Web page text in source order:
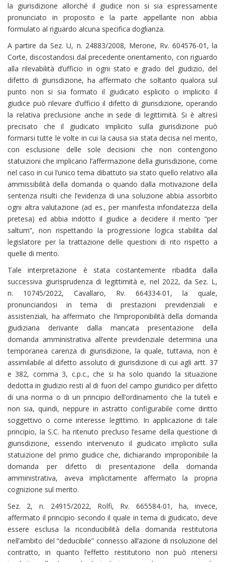
la giurisdizione allorché il giudice non si sia espressamente
pronunciato in proposito e la parte appellante non abbia
formulato al riguardo alcuna specifica doglianza.
A partire da Sez. U, n. 24883/2008, Merone, Rv. 604576-01, la
Corte, discostandosi dal precedente orientamento, con riguardo
alla rilevabilità d’ufficio in ogni stato e grado del giudizio, del
difetto di giurisdizione, ha affermato che soltanto qualora sul
punto non si sia formato il giudicato esplicito o implicito il
giudice può rilevare d’ufficio il difetto di giurisdizione, operando
la relativa preclusione anche in sede di legittimità. Si è altresì
precisato che il giudicato implicito sulla giurisdizione può
formarsi tutte le volte in cui la causa sia stata decisa nel merito,
con esclusione delle sole decisioni che non contengono
statuizioni che implicano l’affermazione della giurisdizione, come
nel caso in cui l’unico tema dibattuto sia stato quello relativo alla
ammissibilità della domanda o quando dalla motivazione della
sentenza risulti che l’evidenza di una soluzione abbia assorbito
ogni altra valutazione (ad es., per manifesta infondatezza della
pretesa) ed abbia indotto il giudice a decidere il merito “per
saltum”, non rispettando la progressione logica stabilita dal
legislatore per la trattazione delle questioni di rito rispetto a
quelle di merito.
Tale interpretazione è stata costantemente ribadita dalla
successiva giurisprudenza di legittimità e, nel 2022, da Sez. L,
n. 10745/2022, Cavallaro, Rv. 664334-01, la quale,
pronunciandosi in tema di prestazioni previdenziali e
assistenziali, ha affermato che l’improponibilità della domanda
giudiziaria derivante dalla mancata presentazione della
domanda amministrativa all’ente previdenziale determina una
temporanea carenza di giurisdizione, la quale, tuttavia, non è
assimilabile al difetto assoluto di giurisdizione di cui agli artt. 37
e 382, comma 3, c.p.c., che si ha solo quando la situazione
dedotta in giudizio resti al di fuori del campo giuridico per difetto
di una norma o di un principio dell’ordinamento che la tuteli e
non sia, quindi, neppure in astratto configurabile come diritto
soggettivo o come interesse legittimo. In applicazione di tale
principio, la S.C. ha ritenuto precluso l’esame della questione di
giurisdizione, essendo intervenuto il giudicato implicito sulla
statuizione del primo giudice che, dichiarando improponibile la
domanda per difetto di presentazione della domanda
amministrativa, aveva implicitamente affermato la propria
cognizione sul merito.
Sez. 2, n. 24915/2022, Rolfi, Rv. 665584-01, ha, invece,
affermato il principio secondo il quale in tema di giudicato, deve
essere esclusa la riconducibilità della domanda restitutoria
nell’ambito del “deducibile” connesso all’azione di risoluzione del
contratto, in quanto l’effetto restitutorio non può ritenersi